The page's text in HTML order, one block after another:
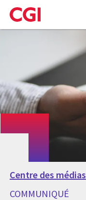
Skip
to
main
Centre des médias
COMMUNIQUÉ